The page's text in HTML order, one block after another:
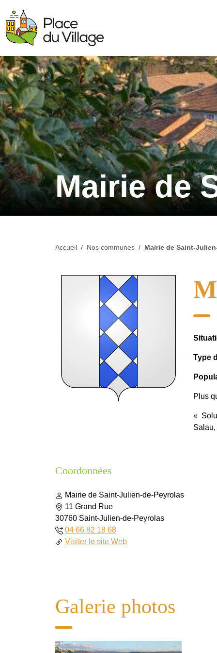
Mairie de
Accueil / Nos communes / Mairie de Saint-
Type
Plus
«
Coordonnées
Mairie de Saint-Julien-de-Peyrolas
11 Grand Rue
30760 Saint-Julien-de-Peyrolas
04 66 82 18 68
Visiter le site Web
Galerie photos